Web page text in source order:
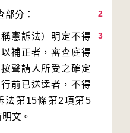
2
3
憲訴法）明定不得
補正者，審查庭得
聲請人所受之確定
前已送達者，不得
法第15條第2項第5